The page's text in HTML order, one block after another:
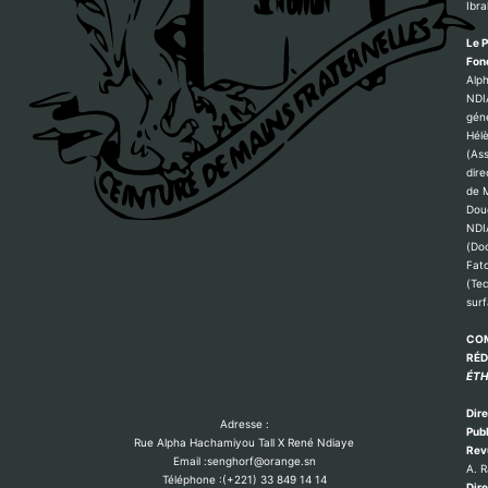
Adresse :
Rue Alpha Hachamiyou Tall X René Ndiaye
Email :senghorf@orange.sn
Téléphone :(+221) 33 849 14 14
Le
de
A.